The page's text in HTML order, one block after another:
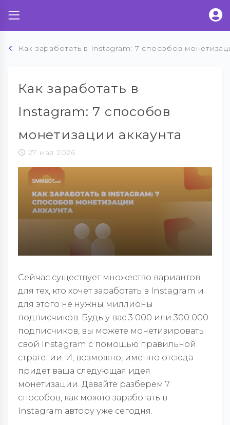
Как заработать в Instagram: 7 способов
Как заработать в
Instagram: 7 способов
монетизации аккаунта
27 мая 2026
Сейчас существует множество вариантов
для тех, кто хочет заработать в Instagram и
для этого не нужны миллионы
подписчиков. Будь у вас 3 000 или 300 000
подписчиков, вы можете монетизировать
свой Instagram с помощью правильной
стратегии. И, возможно, именно отсюда
придет ваша следующая идея
монетизации. Давайте разберем 7
способов, как можно заработать в
Instagram автору уже сегодня.